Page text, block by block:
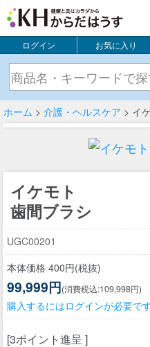
ログイン お気に入り
ホーム > 介護・ヘルスケア > イ
イケモト
歯間ブラシ
UGC00201
本体価格 400円(税抜)
99,999円(消費税込:109,998円)
購入するにはログインが必要で
[3ポイント進呈 ]